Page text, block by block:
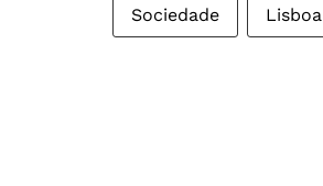
Sociedade Lisboa